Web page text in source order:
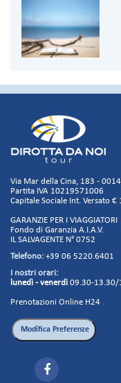
Via Mar della Cina, 183 -
Partita IVA 10219571006
Capitale Sociale Int. Versato €
GARANZIE PER I VIAGGIATORI
Fondo di Garanzia A.I.A.V.
IL SALVAGENTE N° 0752
Telefono: +39 06 5220.6401
I nostri orari:
lunedì - venerdì 09.30-13.30/
Prenotazioni Online H24